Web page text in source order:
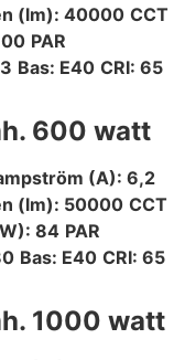
(lm): 40000 CCT
PAR
Bas: E40 CRI: 65
600 watt
(A): 6,2
(lm): 50000 CCT
84 PAR
Bas: E40 CRI: 65
1000 watt